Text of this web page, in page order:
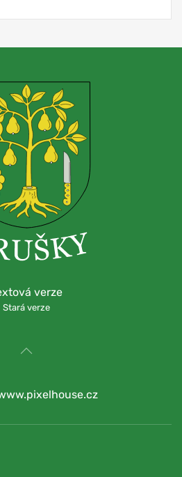
verze
Stará verze